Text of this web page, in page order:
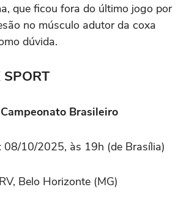
que ficou fora do último jogo por
no músculo adutor da coxa
dúvida.
SPORT
Brasileiro
: 08/10/2025, às 19h (de Brasília)
Belo Horizonte (MG)